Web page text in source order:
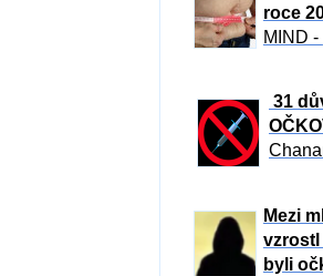
roce
MIND -
31
Mezi
vzrostl
byli